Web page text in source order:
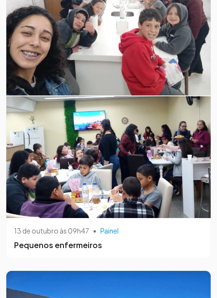
13 de outubro às 09h47 • Painel
Pequenos enfermeiros